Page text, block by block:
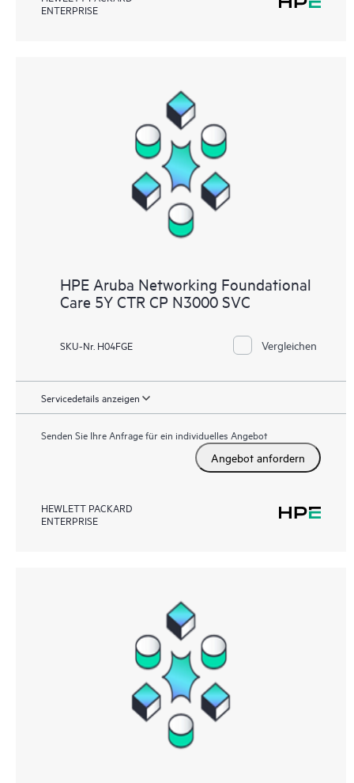
ENTERPRISE
HPE Aruba Networking Foundational
Care 5Y CTR CP N3000 SVC
SKU-Nr. H04FGE Vergleichen
Servicedetails anzeigen
Senden Sie Ihre Anfrage für ein individuelles Angebot
Angebot anfordern
HEWLETT PACKARD
ENTERPRISE